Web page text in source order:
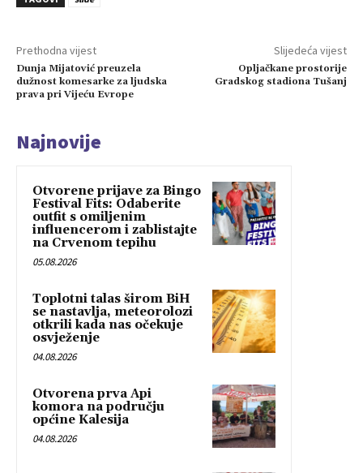
Prethodna vijest
Dunja Mijatović preuzela
dužnost komesarke za ljudska
prava pri Vijeću Evrope
Slijedeća vijest
Opljačkane prostorije
Gradskog stadiona Tušanj
Najnovije
Otvorene prijave za Bingo
Festival Fits: Odaberite
outfit s omiljenim
influencerom i zablistajte
na Crvenom tepihu
05.08.2026
Toplotni talas širom BiH
se nastavlja, meteorolozi
otkrili kada nas očekuje
osvježenje
04.08.2026
Otvorena prva Api
komora na području
općine Kalesija
04.08.2026